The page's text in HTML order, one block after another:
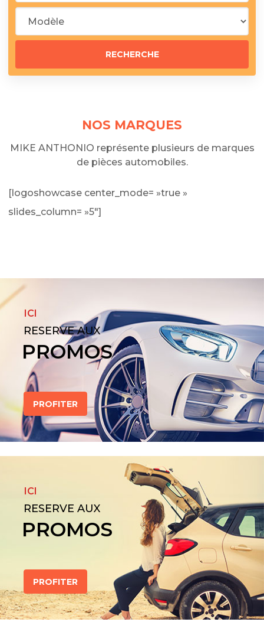
NOS MARQUES
MIKE ANTHONIO représente plusieurs de marques
de pièces automobiles.
[logoshowcase center_mode= »true »
slides_column= »5″]
ICI
RESERVE AUX
PROMOS
PROFITER
ICI
RESERVE AUX
PROMOS
PROFITER